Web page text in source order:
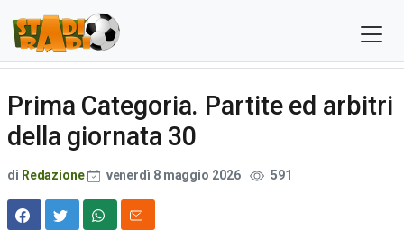
Prima Categoria. Partite ed arbitri
della giornata 30
di Redazione venerdì 8 maggio 2026 591